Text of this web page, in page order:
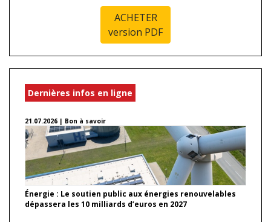
ACHETER
version PDF
Dernières infos en ligne
21.07.2026 | Bon à savoir
Énergie : Le soutien public aux énergies renouvelables
dépassera les 10 milliards d’euros en 2027